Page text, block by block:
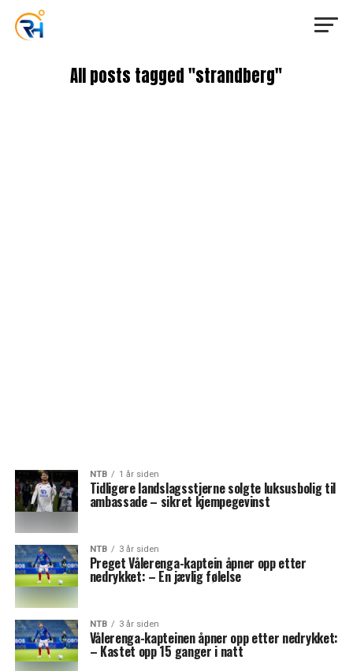
All posts tagged "strandberg"
NTB 1 år siden
Tidligere landslagsstjerne solgte luksusbolig til
ambassade – sikret kjempegevinst
NTB 3 år siden
Preget Vålerenga-kaptein åpner opp etter
nedrykket: – En jævlig følelse
NTB 3 år siden
Vålerenga-kapteinen åpner opp etter nedrykket:
– Kastet opp 15 ganger i natt